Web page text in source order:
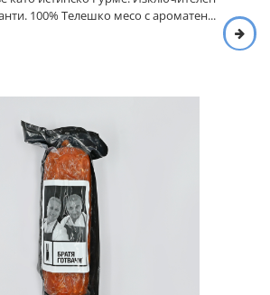
100% Телешко месо с ароматен...